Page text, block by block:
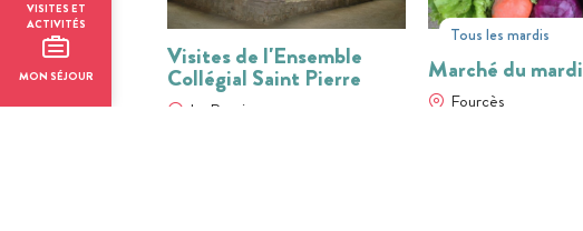
VISITES ET
ACTIVITÉS
MON SÉJOUR
Visites de l'Ensemble
Collégial Saint Pierre
La Romieu
Tous les mardis
Marché du mardi
Fourcès